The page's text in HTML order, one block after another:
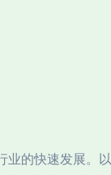
的快速发展。